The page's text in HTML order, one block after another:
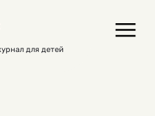
для детей